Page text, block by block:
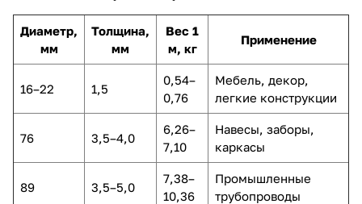
Диаметр,
мм
Толщина,
мм
Вес 1
м, кг
Применение
16–22 1,5
0,54–
0,76
Мебель, декор,
легкие конструкции
76 3,5–4,0
6,26–
7,10
Навесы, заборы,
каркасы
89 3,5–5,0
7,38–
10,36
Промышленные
трубопроводы